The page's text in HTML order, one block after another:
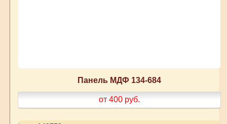
Панель МДФ 134-684
от 400 руб.